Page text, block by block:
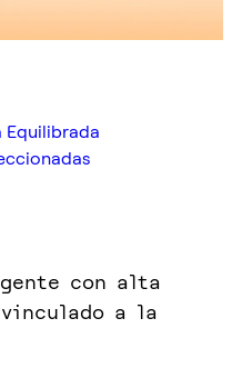
con alta
a la